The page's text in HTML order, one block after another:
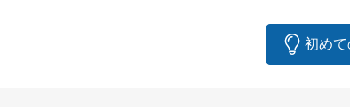
初め